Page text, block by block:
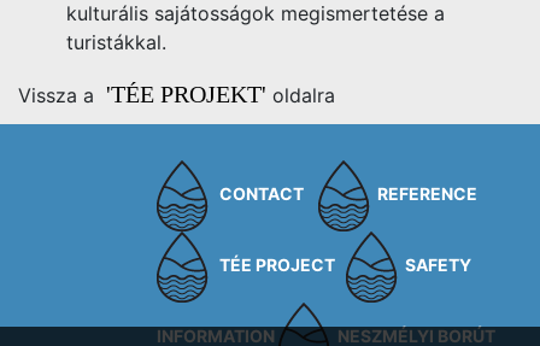
kulturális sajátosságok megismertetése a
turistákkal.
Vissza a 'TÉE PROJEKT' oldalra
CONTACT REFERENCE
TÉE PROJECT SAFETY
INFORMATION NESZMÉLYI BORÚT